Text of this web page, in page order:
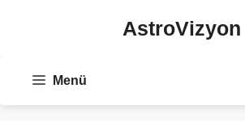
AstroVizyon
Menü